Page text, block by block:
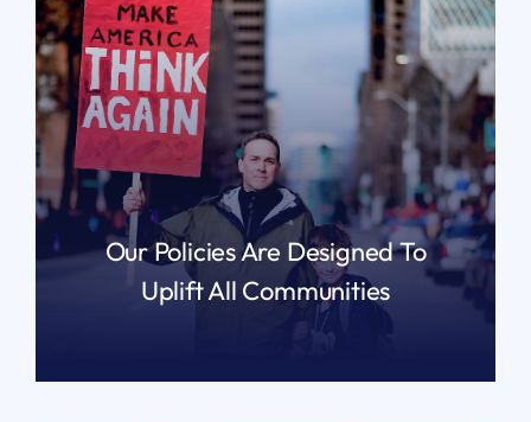
Our Policies Are Designed To
Uplift All Communities